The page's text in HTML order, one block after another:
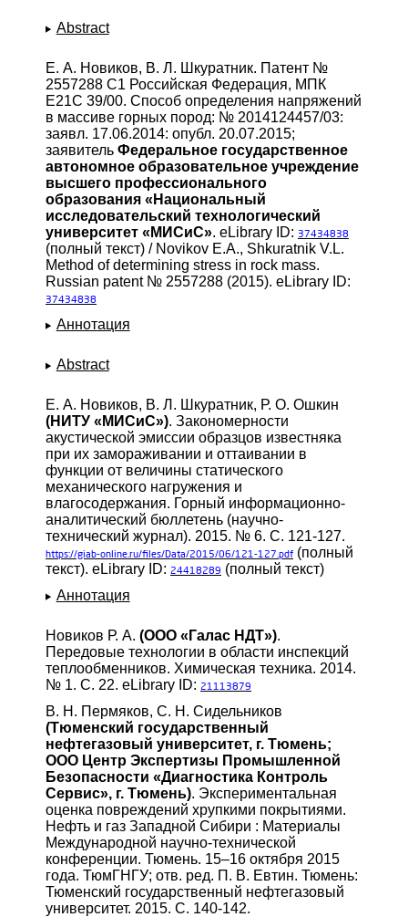
Abstract
Е. А. Новиков, В. Л. Шкуратник. Патент №
2557288 C1 Российская Федерация, МПК
E21C 39/00. Способ определения напряжений
в массиве горных пород: № 2014124457/03:
заявл. 17.06.2014: опубл. 20.07.2015;
заявитель Федеральное государственное
автономное образовательное учреждение
высшего профессионального
образования «Национальный
исследовательский технологический
университет «МИСиС». eLibrary ID: 37434838
(полный текст) / Novikov E.A., Shkuratnik V.L.
Method of determining stress in rock mass.
Russian patent № 2557288 (2015). eLibrary ID:
37434838
Аннотация
Abstract
Е. А. Новиков, В. Л. Шкуратник, Р. О. Ошкин
(НИТУ «МИСиС»). Закономерности
акустической эмиссии образцов известняка
при их замораживании и оттаивании в
функции от величины статического
механического нагружения и
влагосодержания. Горный информационно-
аналитический бюллетень (научно-
технический журнал). 2015. № 6. С. 121-127.
https://giab-online.ru/files/Data/2015/06/121-127.pdf (полный
текст). eLibrary ID: 24418289 (полный текст)
Аннотация
Новиков Р. А. (ООО «Галас НДТ»).
Передовые технологии в области инспекций
теплообменников. Химическая техника. 2014.
№ 1. С. 22. eLibrary ID: 21113879
В. Н. Пермяков, С. Н. Сидельников
(Тюменский государственный
нефтегазовый университет, г. Тюмень;
ООО Центр Экспертизы Промышленной
Безопасности «Диагностика Контроль
Сервис», г. Тюмень). Экспериментальная
оценка повреждений хрупкими покрытиями.
Нефть и газ Западной Сибири : Материалы
Международной научно-технической
конференции. Тюмень. 15–16 октября 2015
года. ТюмГНГУ; отв. ред. П. В. Евтин. Тюмень:
Тюменский государственный нефтегазовый
университет. 2015. С. 140-142.